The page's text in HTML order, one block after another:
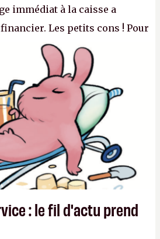
immédiat à la caisse a
Les petits cons ! Pour
Baszucki peut compter
en Russie et l'explosion des
%). L'avenir appartient donc
jamais que des enfants
P.
: le fil d'actu prend